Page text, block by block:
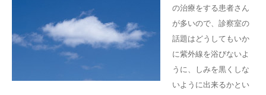
の治療をする患者さん
が多いので、診察室の
話題はどうしてもいか
に紫外線を浴びないよ
うに、しみを黒くしな
いように出来るかとい
料金一覧 new